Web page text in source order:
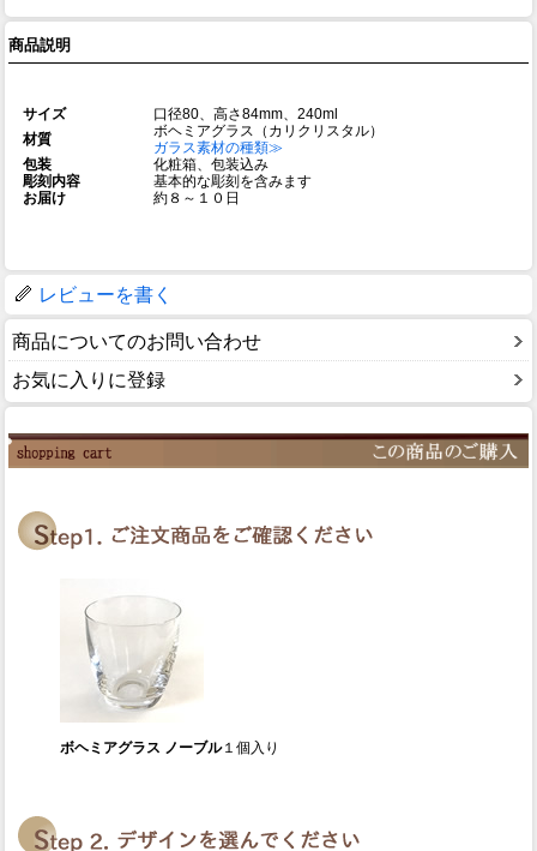
商品説明
サイズ
口径80、高さ84mm、240ml
材質
ボヘミアグラス（カリクリスタル）
ガラス素材の種類≫
包装
化粧箱、包装込み
彫刻内容
基本的な彫刻を含みます
お届け
約８～１０日
レビューを書く
商品についてのお問い合わせ
お気に入りに登録
ボヘミアグラス ノーブル１個入り